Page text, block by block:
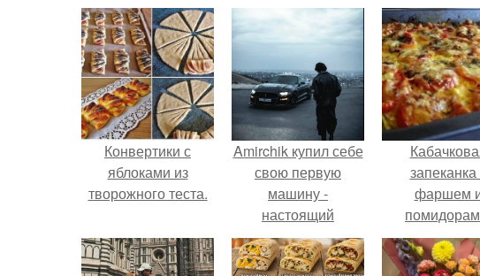
Конвертики с
яблоками из
творожного теста.
Amirchik купил себе
свою первую
машину -
настоящий
автомобиль мечты
для многих
запеканка
фаршем